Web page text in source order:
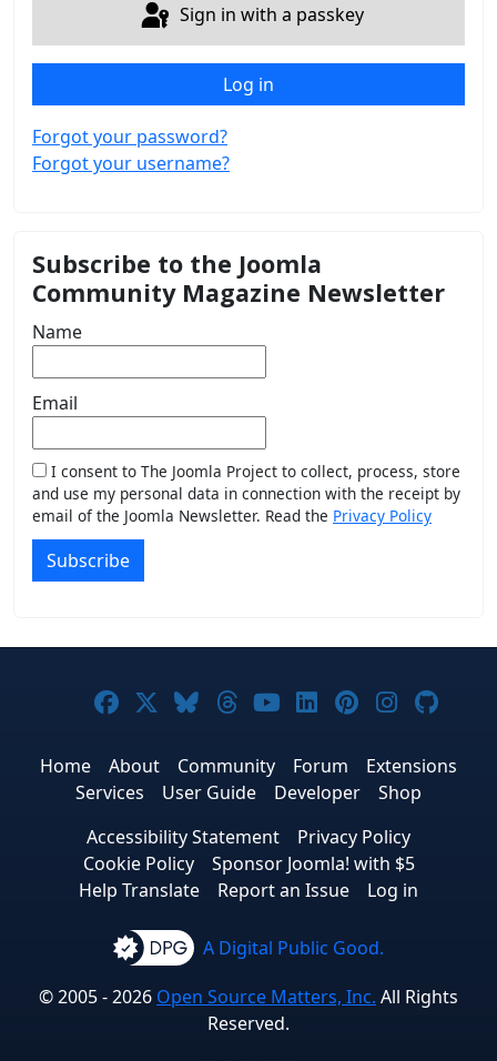
Sign in with a passkey
Log in
Forgot your password?
Forgot your username?
Subscribe to the Joomla
Community Magazine Newsletter
Name
Email
I consent to The Joomla Project to collect, process, store
and use my personal data in connection with the receipt by
email of the Joomla Newsletter. Read the Privacy Policy
Subscribe
Joomla! on Facebook
Joomla! on X
Joomla! on Bluesky
Joomla! on Threads
Joomla! on
Joomla! on
Joomla! on
Joomla!
Home About Community Forum
Extensions
Services
User Guide Developer
Shop
Accessibility Statement
Privacy Policy
Cookie Policy
Sponsor Joomla! with $5
Help Translate
Report an Issue Log in
A Digital Public Good.
© 2005 - 2026 Open Source Matters, Inc. All Rights
Reserved.